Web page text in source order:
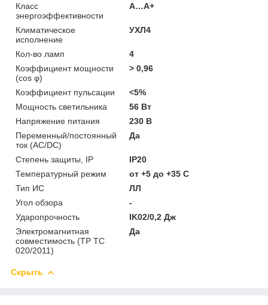
Класс
энергоэффективности
A…A+
Климатическое
исполнение
УХЛ4
Кол-во ламп
4
Коэффициент мощности
(cos φ)
> 0,96
Коэффициент пульсации
<5%
Мощность светильника
56 Вт
Напряжение питания
230 В
Переменный/постоянный
ток (AC/DC)
Да
Степень защиты, IP
IP20
Температурный режим
от +5 до +35 C
Тип ИС
ЛЛ
Угол обзора
-
Ударопрочность
IK02/0,2 Дж
Электромагнитная
совместимость (ТР ТС
020/2011)
Да
Скрыть